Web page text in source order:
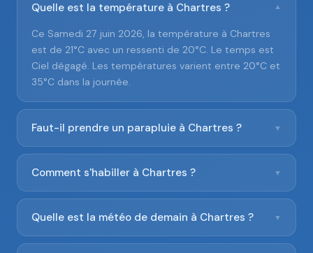
Quelle est la température à Chartres ? ▼
Ce Samedi 27 juin 2026, la température à Chartres
est de 21°C avec un ressenti de 20°C. Le temps est
Ciel dégagé. Les températures varient entre 20°C et
35°C dans la journée.
Faut-il prendre un parapluie à Chartres ? ▼
Comment s'habiller à Chartres ? ▼
Quelle est la météo de demain à Chartres ? ▼